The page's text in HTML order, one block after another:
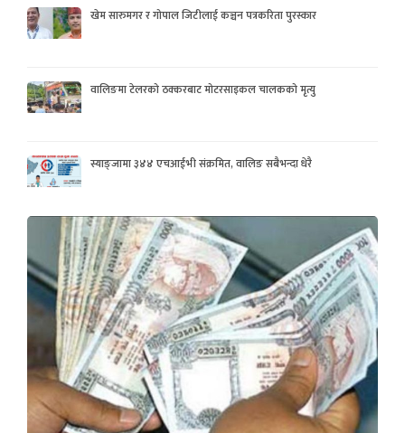
खेम सारुमगर र गोपाल जिटीलाई कञ्चन पत्रकरिता पुरस्कार
वालिङमा टेलरको ठक्करबाट मोटरसाइकल चालकको मृत्यु
स्याङ्जामा ३४४ एचआईभी संक्रमित, वालिङ सबैभन्दा धेरै